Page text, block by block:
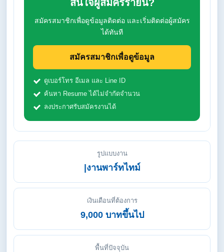
สนใจผู้สมัครรายนี้?
สมัครสมาชิกเพื่อดูข้อมูลติดต่อ และเริ่มติดต่อผู้สมัคร
ได้ทันที
สมัครสมาชิกเพื่อดูข้อมูล
ดูเบอร์โทร อีเมล และ Line ID
ค้นหา Resume ได้ไม่จำกัดจำนวน
ลงประกาศรับสมัครงานได้
รูปแบบงาน
|งานพาร์ทไทม์
เงินเดือนที่ต้องการ
9,000 บาทขึ้นไป
พื้นที่ปัจจุบัน